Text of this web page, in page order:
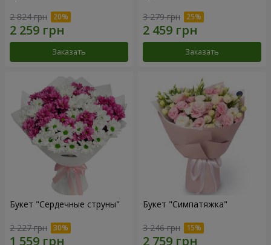
2 824 грн
Заказать
3 279 грн
Заказать
Букет "Сердечные струны"
2 227 грн
Букет "Симпатяжка"
3 246 грн